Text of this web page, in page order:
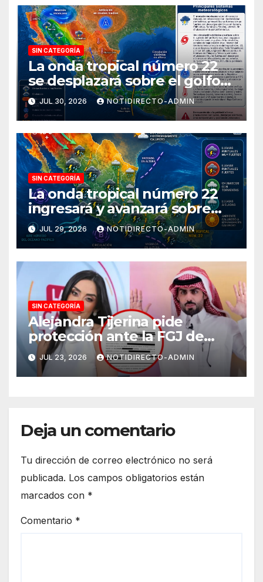
SIN CATEGORÍA
La onda tropical número 22
se desplazará sobre el golfo
de Tehuantepec y el sur del
país
JUL 30, 2026 NOTIDIRECTO-ADMIN
SIN CATEGORÍA
La onda tropical número 22
ingresará y avanzará sobre
México
JUL 29, 2026 NOTIDIRECTO-ADMIN
SIN CATEGORÍA
Alejandra Tijerina pide
protección ante la FGJ de
CdMx por vîolêncîa mediática
y psicológica de Masad
Altamimi, integrante de La
JUL 23, 2026 NOTIDIRECTO-ADMIN
Deja un comentario
Tu dirección de correo electrónico no será
publicada. Los campos obligatorios están
marcados con *
Comentario *